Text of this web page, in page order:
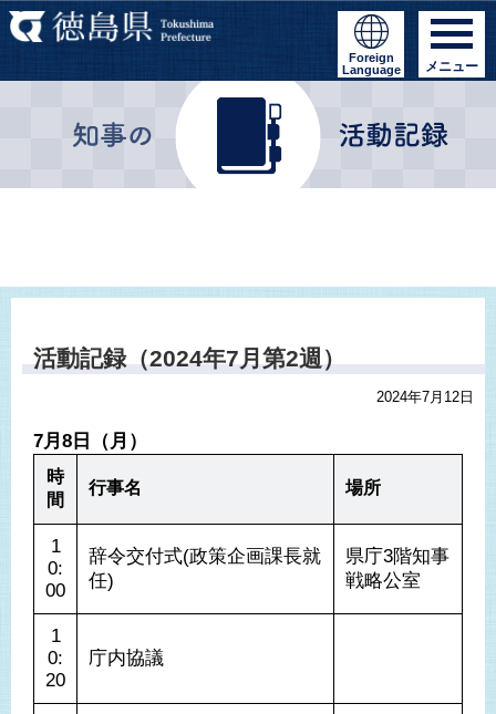
Foreign
Language
メニュー
活動記録（2024年7月第2週）
2024年7月12日
7月8日（月）
時
間
行事名 場所
1
0:
00
辞令交付式(政策企画課長就
任)
県庁3階知事
戦略公室
1
0:
20
庁内協議